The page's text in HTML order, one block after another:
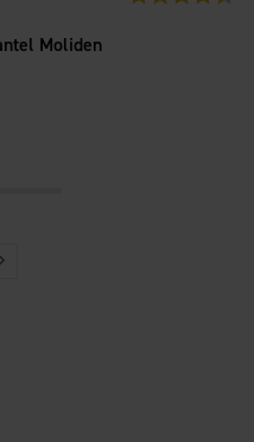
Moliden